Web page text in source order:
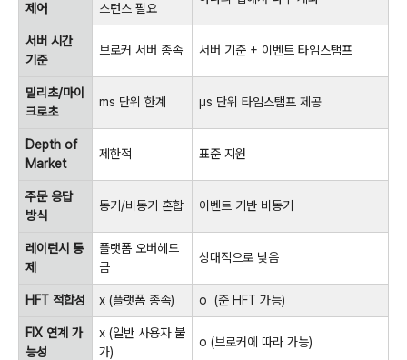
제어
스턴스 필요
서버 시간
기준
브로커 서버 종속 서버 기준 + 이벤트 타임스탬프
밀리초/마이
크로초
ms 단위 한계 µs 단위 타임스탬프 제공
Depth of
Market
제한적 표준 지원
주문 응답
방식
동기/비동기 혼합 이벤트 기반 비동기
레이턴시 통
제
플랫폼 오버헤드
큼
상대적으로 낮음
HFT 적합성 x (플랫폼 종속) o (준 HFT 가능)
FIX 연계 가
능성
x (일반 사용자 불
가)
o (브로커에 따라 가능)